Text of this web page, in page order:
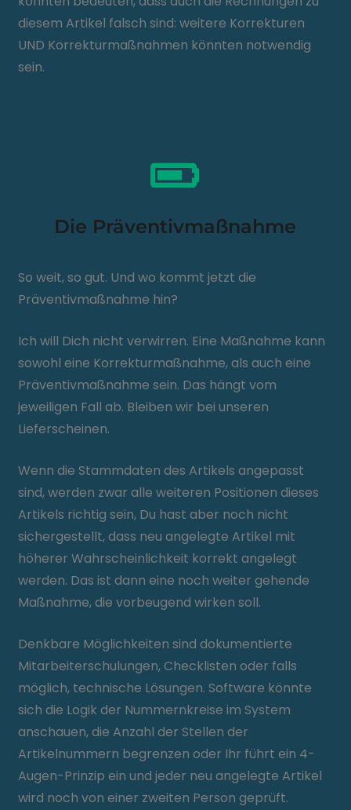
diesem Artikel falsch sind: weitere Korrekturen
UND Korrekturmaßnahmen könnten notwendig
sein.
Die Präventivmaßnahme
So weit, so gut. Und wo kommt jetzt die
Präventivmaßnahme hin?
Ich will Dich nicht verwirren. Eine Maßnahme kann
sowohl eine Korrekturmaßnahme, als auch eine
Präventivmaßnahme sein. Das hängt vom
jeweiligen Fall ab. Bleiben wir bei unseren
Lieferscheinen.
Wenn die Stammdaten des Artikels angepasst
sind, werden zwar alle weiteren Positionen dieses
Artikels richtig sein, Du hast aber noch nicht
sichergestellt, dass neu angelegte Artikel mit
höherer Wahrscheinlichkeit korrekt angelegt
werden. Das ist dann eine noch weiter gehende
Maßnahme, die vorbeugend wirken soll.
Denkbare Möglichkeiten sind dokumentierte
Mitarbeiterschulungen, Checklisten oder falls
möglich, technische Lösungen. Software könnte
sich die Logik der Nummernkreise im System
anschauen, die Anzahl der Stellen der
Artikelnummern begrenzen oder Ihr führt ein 4-
Augen-Prinzip ein und jeder neu angelegte Artikel
wird noch von einer zweiten Person geprüft.